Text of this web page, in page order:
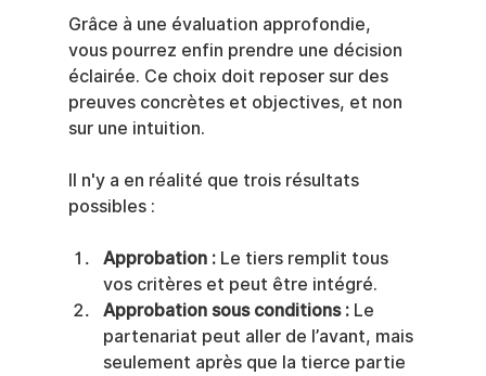
Grâce à une évaluation approfondie,
vous pourrez enfin prendre une décision
éclairée. Ce choix doit reposer sur des
preuves concrètes et objectives, et non
sur une intuition.
Il n'y a en réalité que trois résultats
possibles :
Approbation : Le tiers remplit tous
vos critères et peut être intégré.
Approbation sous conditions : Le
partenariat peut aller de l’avant, mais
seulement après que la tierce partie